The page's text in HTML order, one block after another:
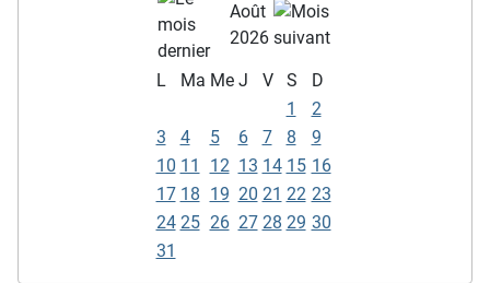
Août
2026
L Ma Me J V S
D
1
2
3
4 5 6 7 8
9
10 11 12 13 14 15 16
17 18 19 20 21 22 23
24 25 26 27 28 29 30
31